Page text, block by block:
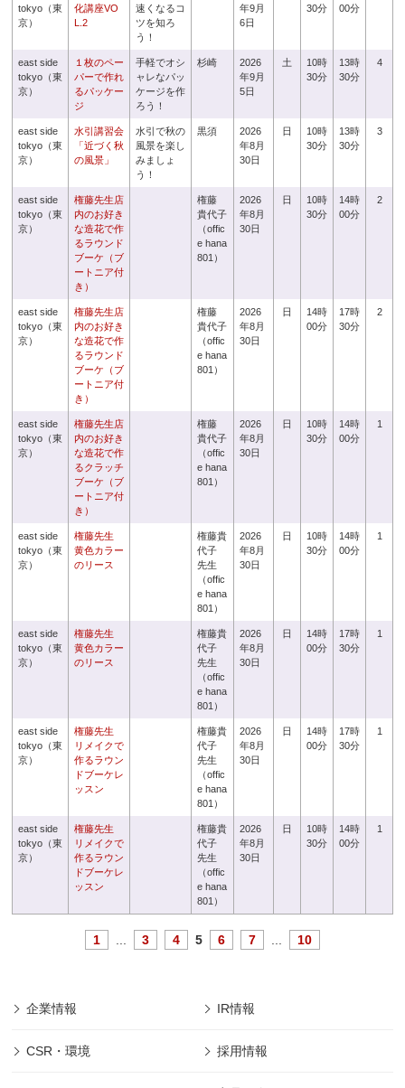
tokyo（東
京）
化講座VO
L.2
速くなるコ
ツを知ろ
う！
年9月
6日
30分
00分
east side
tokyo（東
京）
１枚のペー
パーで作れ
るパッケー
ジ
手軽でオシ
ャレなパッ
ケージを作
ろう！
杉崎
2026
年9月
5日
土
10時
30分
13時
30分
4
east side
tokyo（東
京）
水引講習会
「近づく秋
の風景」
水引で秋の
風景を楽し
みましょ
う！
黒須
2026
年8月
30日
日
10時
30分
13時
30分
3
east side
tokyo（東
京）
権藤先生店
内のお好き
な造花で作
るラウンド
ブーケ（ブ
ートニア付
き）
権藤
貴代子
（offic
e hana
801）
2026
年8月
30日
日
10時
30分
14時
00分
2
east side
tokyo（東
京）
権藤先生店
内のお好き
な造花で作
るラウンド
ブーケ（ブ
ートニア付
き）
権藤
貴代子
（offic
e hana
801）
2026
年8月
30日
日
14時
00分
17時
30分
2
east side
tokyo（東
京）
権藤先生店
内のお好き
な造花で作
るクラッチ
ブーケ（ブ
ートニア付
き）
権藤
貴代子
（offic
e hana
801）
2026
年8月
30日
日
10時
30分
14時
00分
1
east side
tokyo（東
京）
権藤先生
黄色カラー
のリース
権藤貴
代子
先生
（offic
e hana
801）
2026
年8月
30日
日
10時
30分
14時
00分
1
east side
tokyo（東
京）
権藤先生
黄色カラー
のリース
権藤貴
代子
先生
（offic
e hana
801）
2026
年8月
30日
日
14時
00分
17時
30分
1
east side
tokyo（東
京）
権藤先生
リメイクで
作るラウン
ドブーケレ
ッスン
権藤貴
代子
先生
（offic
e hana
801）
2026
年8月
30日
日
14時
00分
17時
30分
1
east side
tokyo（東
京）
権藤先生
リメイクで
作るラウン
ドブーケレ
ッスン
権藤貴
代子
先生
（offic
e hana
801）
2026
年8月
30日
日
10時
30分
14時
00分
1
1 3 4 5 6 7 10
企業情報 IR情報
CSR・環境 採用情報